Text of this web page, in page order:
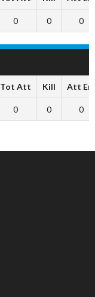
0 0 0
Tot Att Kill Att Err
0 0 0